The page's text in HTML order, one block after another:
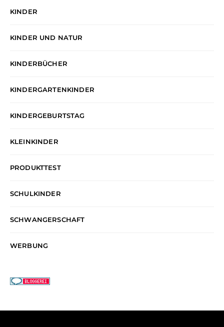
KINDER
KINDER UND NATUR
KINDERBÜCHER
KINDERGARTENKINDER
KINDERGEBURTSTAG
KLEINKINDER
PRODUKTTEST
SCHULKINDER
SCHWANGERSCHAFT
WERBUNG